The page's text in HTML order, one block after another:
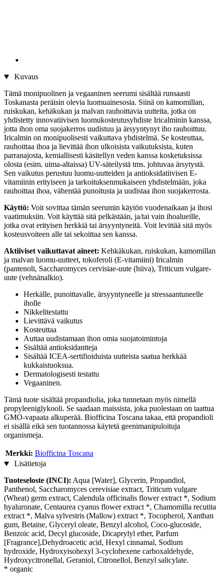
Kuvaus
Tämä monipuolinen ja vegaaninen seerumi sisältää runsaasti
Toskanasta peräisin olevia luomuainesosia. Siinä on kamomillan,
ruiskukan, kehäkukan ja malvan rauhoittavia uutteita, jotka on
yhdistetty innovatiivisen luomukosteutusyhdiste Iricalminin kanssa,
jotta ihon oma suojakerros uudistuu ja ärsyyntynyt iho rauhoittuu.
Iricalmin on monipuolisesti vaikuttava yhdistelmä. Se kosteuttaa,
rauhoittaa ihoa ja lievittää ihon ulkoisista vaikutuksista, kuten
parranajosta, kemiallisesti käsitellyn veden kanssa kosketuksissa
olosta (esim. uima-altaissa) UV-säteilystä tms. johtuvaa ärsytystä.
Sen vaikutus perustuu luomu-uutteiden ja antioksidatiivisen E-
vitamiinin erityiseen ja tarkoituksenmukaiseen yhdistelmään, joka
rauhoittaa ihoa, vähentää punoitusta ja uudistaa ihon suojakerrosta.
Käyttö: Voit sovittaa tämän seerumin käytön vuodenaikaan ja ihosi
vaatimuksiin. Voit käyttää sitä pelkästään, ja/tai vain ihoalueille,
jotka ovat erityisen herkkiä tai ärsyyntyneitä. Voit levittää sitä myös
kosteusvoiteen alle tai sekoittaa sen kanssa.
Aktiiviset vaikuttavat aineet: Kehkäkukan, ruiskukan, kamomillan
ja malvan luomu-uutteet, tokoferoli (E-vitamiini) Iricalmin
(pantenoli, Saccharomyces cervisiae-uute (hiiva), Triticum vulgare-
uute (vehnänalkio).
Herkälle, punoittavalle, ärsyyntyneelle ja stressaantuneelle
iholle
Nikkelitestattu
Lievittävä vaikutus
Kosteuttaa
Auttaa uudistamaan ihon omia suojatoimintoja
Sisältää antioksidantteja
Sisältää ICEA-sertifioiduista uutteista saatua herkkää
kukkaistuoksua.
Dermatologisesti testattu
Vegaaninen.
Tämä tuote sisältää propandiolia, joka tunnetaan myös nimellä
propyleeniglykooli. Se saadaan maissista, joka puolestaan on taattua
GMO-vapaata alkuperää. Biofficina Toscana takaa, että propandioli
ei sisällä eikä sen tuotannossa käytetä geenimanipuloituja
organismeja.
Merkki: Biofficina Toscana
Lisätietoja
Tuoteseloste (INCI): Aqua [Water], Glycerin, Propandiol,
Panthenol, Saccharomyces cerevisiae extract, Triticum vulgare
(Wheat) germ extract, Calendula officinalis flower extract *, Sodium
hyaluronate, Centaurea cyanus flower extract *, Chamomilla recutita
extract *, Malva sylvestris (Mallow) extract *, Tocopherol, Xanthan
gum, Betaine, Glyceryl oleate, Benzyl alcohol, Coco-glucoside,
Benzoic acid, Decyl glucoside, Dicaprylyl ether, Parfum
[Fragrance],Dehydroacetic acid, Hexyl cinnamal, Sodium
hydroxide, Hydroxyisohexyl 3-cyclohexene carboxaldehyde,
Hydroxycitronellal, Geraniol, Citronellol, Benzyl salicylate.
* organic